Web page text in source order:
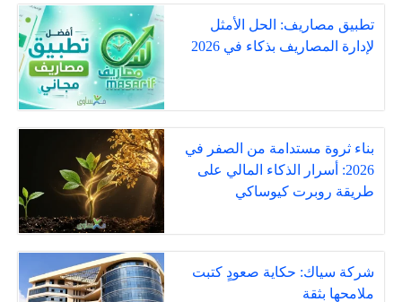
تطبيق مصاريف: الحل الأمثل
لإدارة المصاريف بذكاء في 2026
بناء ثروة مستدامة من الصفر في
2026: أسرار الذكاء المالي على
طريقة روبرت كيوساكي
شركة سياك: حكاية صعودٍ كتبت
ملامحها بثقة